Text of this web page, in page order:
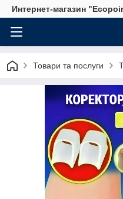
Интернет-магазин
Товари та послуги